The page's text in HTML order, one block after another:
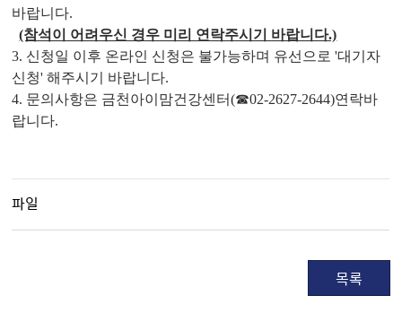
바랍니다.
(참석이 어려우신 경우 미리 연락주시기 바랍니다.)
3. 신청일 이후 온라인 신청은 불가능하며 유선으로 '대기자
신청' 해주시기 바랍니다.
4. 문의사항은 금천아이맘건강센터(☎02-2627-2644)연락바
랍니다.
파일
목록